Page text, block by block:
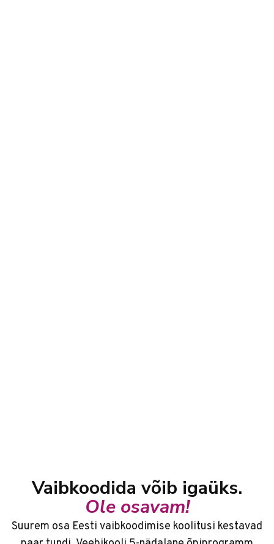
Vaibkoodida võib igaüks.
Ole osavam!
Suurem osa Eesti vaibkoodimise koolitusi kestavad